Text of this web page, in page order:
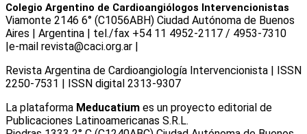
Colegio Argentino de Cardioangiólogos Intervencionistas
Viamonte 2146 6° (C1056ABH) Ciudad Autónoma de Buenos
Aires | Argentina | tel./fax +54 11 4952-2117 / 4953-7310
|e-mail revista@caci.org.ar |
Revista Argentina de Cardioangiologí­a Intervencionista | ISSN
2250-7531 | ISSN digital 2313-9307
La plataforma Meducatium es un proyecto editorial de
Publicaciones Latinoamericanas S.R.L.